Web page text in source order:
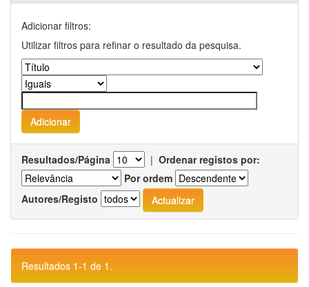
Adicionar filtros:
Utilizar filtros para refinar o resultado da pesquisa.
Resultados/Página | Ordenar registos por:
Por ordem
Autores/Registo
Resultados 1-1 de 1.